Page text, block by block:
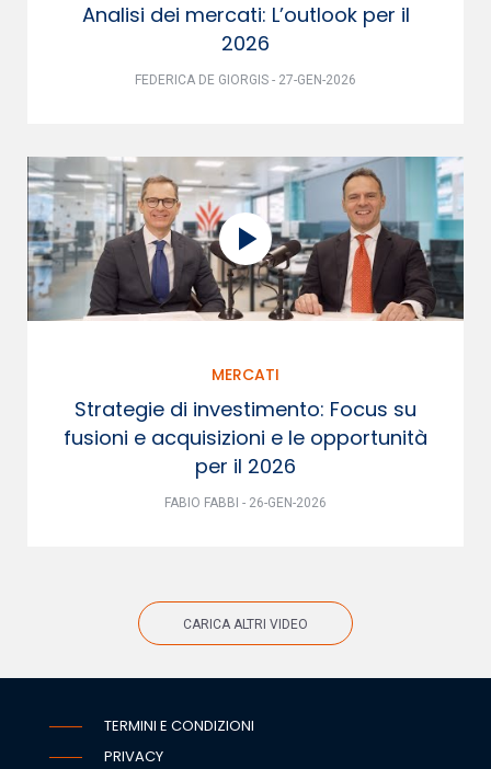
Analisi dei mercati: L’outlook per il
2026
FEDERICA DE GIORGIS - 27-GEN-2026
MERCATI
Strategie di investimento: Focus su
fusioni e acquisizioni e le opportunità
per il 2026
FABIO FABBI - 26-GEN-2026
CARICA ALTRI VIDEO
TERMINI E CONDIZIONI
PRIVACY